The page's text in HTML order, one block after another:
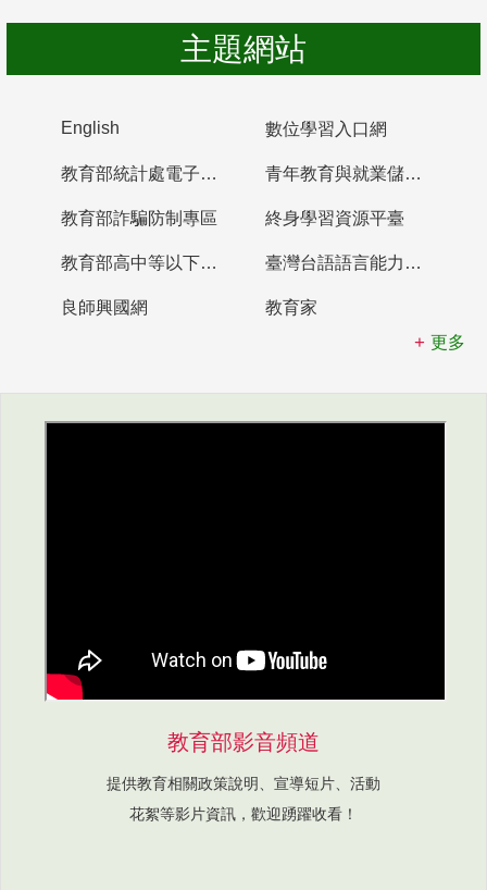
主題網站
English 數位學習入口網
教育部統計處電子書櫃 青年教育與就業儲蓄帳戶
教育部詐騙防制專區 終身學習資源平臺
教育部高中等以下學校及幼兒園教師資格檢定考試 臺灣台語語言能力認證網站
良師興國網
教育家
更多
教育部影音頻道
提供教育相關政策說明、宣導短片、活動
花絮等影片資訊，歡迎踴躍收看！